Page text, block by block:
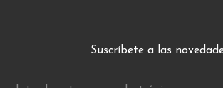
Suscríbete a las